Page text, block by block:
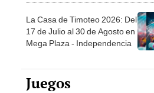
La Casa de Timoteo 2026: Del
17 de Julio al 30 de Agosto en
Mega Plaza - Independencia
Juegos